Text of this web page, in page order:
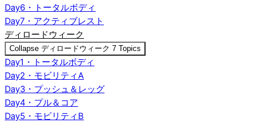
Day6・トータルボディ
Day7・アクティブレスト
ディロードウィーク
Collapse ディロードウィーク 7 Topics
Day1・トータルボディ
Day2・モビリティA
Day3・プッシュ＆レッグ
Day4・プル＆コア
Day5・モビリティB